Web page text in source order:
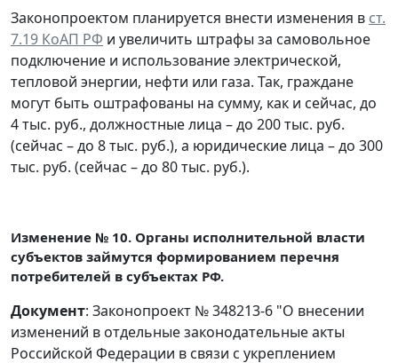
Законопроектом планируется внести изменения в ст.
7.19 КоАП РФ и увеличить штрафы за самовольное
подключение и использование электрической,
тепловой энергии, нефти или газа. Так, граждане
могут быть оштрафованы на сумму, как и сейчас, до
4 тыс. руб., должностные лица – до 200 тыс. руб.
(сейчас – до 8 тыс. руб.), а юридические лица – до 300
тыс. руб. (сейчас – до 80 тыс. руб.).
Изменение № 10. Органы исполнительной власти
субъектов займутся формированием перечня
потребителей в субъектах РФ.
Документ: Законопроект № 348213-6 "О внесении
изменений в отдельные законодательные акты
Российской Федерации в связи с укреплением